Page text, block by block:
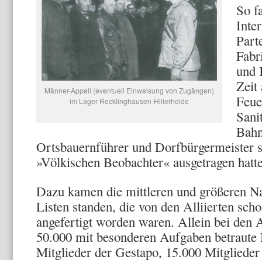
Männer-Appell (eventuell Einweisung von Zugängen)
im Lager Recklinghausen-Hillerheide
So
und
Zeit
Ortsbauernführer und Dorfbürgermeister
»Völkischen Beobachter« ausgetragen
Dazu kamen die mittleren und größeren
Listen standen, die von den Alliierten
angefertigt worden waren. Allein bei den
50.000 mit besonderen Aufgaben
Mitglieder der Gestapo, 15.000